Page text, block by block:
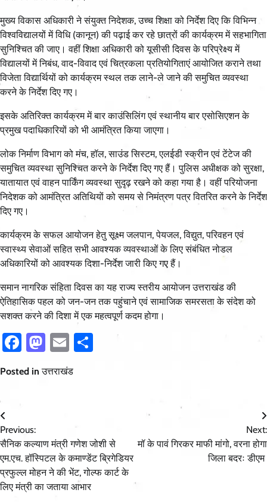
मुख्य विकास अधिकारी ने संयुक्त निदेशक, उच्च शिक्षा को निर्देश दिए कि विभिन्न
विश्वविद्यालयों में विधि (कानून) की पढ़ाई कर रहे छात्रों की कार्यक्रम में सहभागिता
सुनिश्चित की जाए। वहीं शिक्षा अधिकारी को यूसीसी दिवस के परिप्रेक्ष्य में
विद्यालयों में निबंध, वाद-विवाद एवं चित्रकला प्रतियोगिताएं आयोजित कराने तथा
विजेता विद्यार्थियों को कार्यक्रम स्थल तक लाने-ले जाने की समुचित व्यवस्था
करने के निर्देश दिए गए।
इसके अतिरिक्त कार्यक्रम में बार काउंसिलिंग एवं स्थानीय बार एसोसिएशन के
प्रमुख पदाधिकारियों को भी आमंत्रित किया जाएगा।
लोक निर्माण विभाग को मंच, हॉल, साउंड सिस्टम, एलईडी स्क्रीन एवं टेंटेज की
समुचित व्यवस्था सुनिश्चित करने के निर्देश दिए गए हैं। पुलिस अधीक्षक को सुरक्षा,
यातायात एवं वाहन पार्किंग व्यवस्था सुदृढ़ रखने को कहा गया है। वहीं परियोजना
निदेशक को आमंत्रित अतिथियों को समय से निमंत्रण पत्र वितरित करने के निर्देश
दिए गए।
कार्यक्रम के सफल आयोजन हेतु सूक्ष्म जलपान, पेयजल, विद्युत, परिवहन एवं
स्वास्थ्य सेवाओं सहित सभी आवश्यक व्यवस्थाओं के लिए संबंधित नोडल
अधिकारियों को आवश्यक दिशा-निर्देश जारी किए गए हैं।
समान नागरिक संहिता दिवस का यह राज्य स्तरीय आयोजन उत्तराखंड की
ऐतिहासिक पहल को जन-जन तक पहुंचाने एवं सामाजिक समरसता के संदेश को
सशक्त करने की दिशा में एक महत्वपूर्ण कदम होगा।
Facebook
Mastodon
EmailShare
Posted inउत्तराखंड
Post
navigation
Previous:
सैनिक कल्याण मंत्री गणेश जोशी से
एम.एच. हॉस्पिटल के कमाण्डेंट ब्रिगेडियर
प्रफुल्ल मोहन ने की भेंट, गोल्फ कार्ट के
लिए मंत्री का जताया आभार
Next:
मॉ के पावं गिरकर माफी मांगो, वरना होगा
जिला बदरः डीएम